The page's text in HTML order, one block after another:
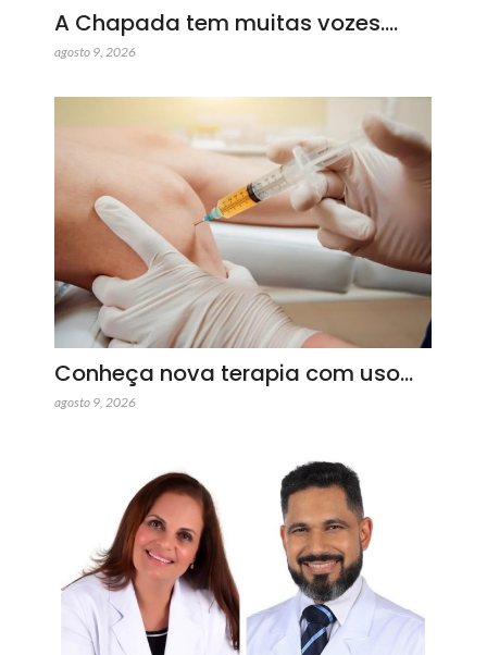
A Chapada tem muitas vozes.…
agosto 9, 2026
Conheça nova terapia com uso…
agosto 9, 2026